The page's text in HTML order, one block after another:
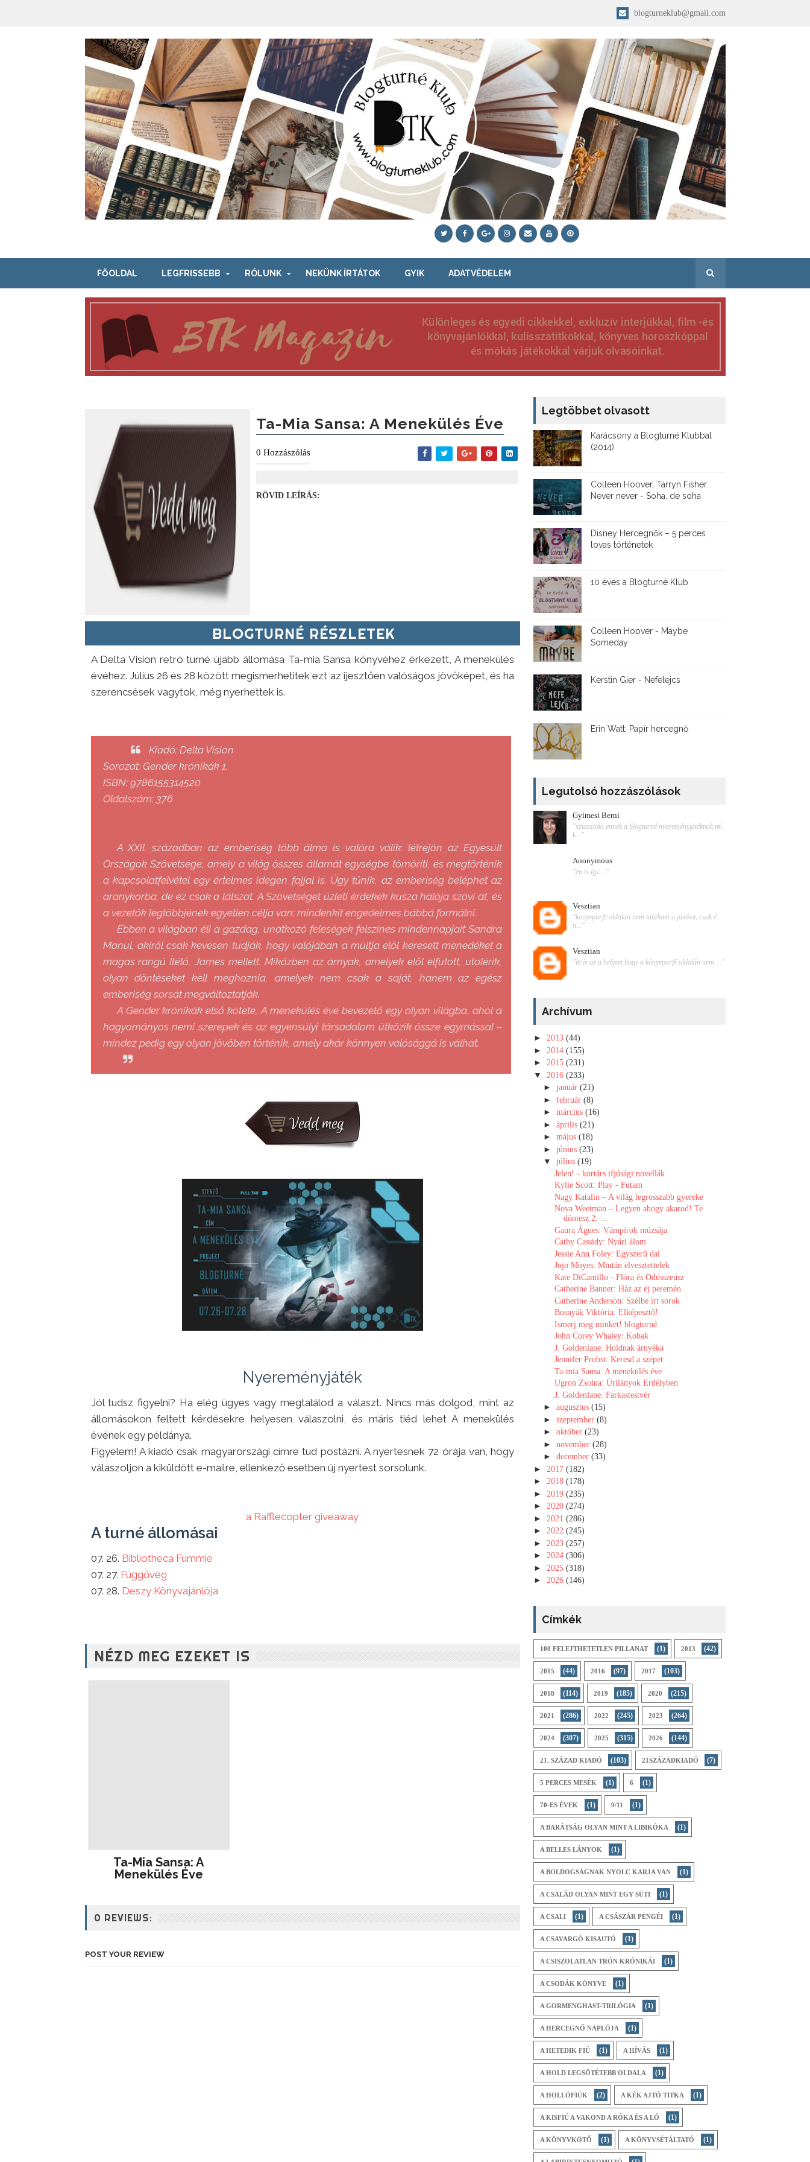
blogturneklub@gmail.com
FŐOLDAL LEGFRISSEBB RÓLUNK NEKÜNK ÍRTÁTOK GYIK ADATVÉDELEM
Ta-Mia Sansa: A Menekülés Éve
0 Hozzászólás
RÖVID LEÍRÁS:
BLOGTURNÉ RÉSZLETEK
A Delta Vision retró turné újabb állomása Ta-mia Sansa könyvéhez érkezett, A menekülés
évéhez. Július 26 és 28 között megismerhetitek ezt az ijesztően valóságos jövőképet, és ha
szerencsések vagytok, még nyerhettek is.
Kiadó: Delta Vision
Sorozat: Gender krónikák 1.
ISBN: 9786155314520
Oldalszám: 376
A ​​XXII. században az emberiség több álma is valóra válik: létrejön az Egyesült
Országok Szövetsége, amely a világ összes államát egységbe tömöríti, és megtörténik
a kapcsolatfelvétel egy értelmes idegen fajjal is. Úgy tűnik, az emberiség beléphet az
aranykorba, de ez csak a látszat. A Szövetséget üzleti érdekek kusza hálója szövi át, és
a vezetők legtöbbjének egyetlen célja van: mindenkit engedelmes bábbá formálni.
Ebben a világban éli a gazdag, unatkozó feleségek felszínes mindennapjait Sandra
Manul, akiről csak kevesen tudják, hogy valójában a múltja elől keresett menedéket a
magas rangú Ítélő, James mellett. Miközben az árnyak, amelyek elől elfutott, utolérik,
olyan döntéseket kell meghoznia, amelyek nem csak a saját, hanem az egész
emberiség sorsát megváltoztatják.
A Gender krónikák első kötete,A menekülés éve bevezető egy olyan világba, ahol a
hagyományos nemi szerepek és az egyensúlyi társadalom ütközik össze egymással –
mindez pedig egy olyan jövőben történik, amely akár könnyen valósággá is válhat.
Nyereményjáték
Jól tudsz figyelni? Ha elég ügyes vagy megtalálod a választ. Nincs más dolgod, mint az
állomásokon feltett kérdésekre helyesen válaszolni, és máris tiéd lehet A menekülés
évének egy példánya.
Figyelem! A kiadó csak magyarországi címre tud postázni. A nyertesnek 72 órája van, hogy
válaszoljon a kiküldött e-mailre, ellenkező esetben új nyertest sorsolunk.
a Rafflecopter giveaway
A turné állomásai
07. 26. Bibliotheca Fummie
07. 27. Függővég
07. 28. Deszy Könyvajánlója
NÉZD MEG EZEKET IS
Ta-Mia Sansa: A
Menekülés Éve
0 REVIEWS:
POST YOUR REVIEW
Legtöbbet olvasott
Karácsony a Blogturné Klubbal
(2014)
Colleen Hoover, Tarryn Fisher:
Never never - Soha, de soha
Disney ​Hercegnők – 5 perces
lovas történetek
10 éves a Blogturné Klub
Colleen Hoover - Maybe
Someday
Kerstin Gier - Nefelejcs
Erin Watt: Papír hercegnő
Legutolsó hozzászólások
Gyimesi Berni
"sziasztok! ennek a blogturné nyereményjátéknak mi
k..."
Anonymous
"én is így... "
Vesztian
"könyvparfé oldalán nem találtam a játékot, csak é
n..."
Vesztian
"itt is az a helyzet hogy a könyvparfé oldalán nem ..."
Archívum
► 2013 (44)
► 2014 (155)
► 2015 (231)
▼ 2016 (233)
►január(21)
►február(8)
►március(16)
►április(21)
►május(18)
►június(23)
▼ július(19)
Jelen! - kortárs ifjúsági novellák
Kylie Scott: Play - Futam
Nagy Katalin – A világ legrosszabb gyereke
Nova Weetman – Legyen ahogy akarod! Te
döntesz 2. ...
Gaura Ágnes: Vámpírok múzsája
Cathy Cassidy: Nyári álom
Jessie Ann Foley: Egyszerű dal
Jojo Moyes: Miután elvesztettelek
Kate DiCamillo - Flóra és Odüsszeusz
Catherine Banner: Ház az éj peremén
Catherine Anderson: Szélbe írt sorok
Bosnyák Viktória: Elképesztő!
Ismerj meg minket! blogturné
John Corey Whaley: Kobak
J. Goldenlane: Holdnak árnyéka
Jennifer Probst: Keresd a szépet
Ta-mia Sansa: A menekülés éve
Ugron Zsolna: Úrilányok Erdélyben
J. Goldenlane: Farkastestvér
►augusztus(15)
►szeptember(8)
►október(23)
►november(28)
►december(33)
► 2017 (182)
► 2018 (178)
► 2019 (235)
► 2020 (274)
► 2021 (286)
► 2022 (245)
► 2023 (257)
► 2024 (306)
► 2025 (318)
► 2026 (146)
Címkék
100 FELEJTHETETLEN PILLANAT (1) 2013 (42)
2015 (44) 2016 (97) 2017 (103)
2018 (114) 2019 (185) 2020 (215)
2021 (286) 2022 (245) 2023 (264)
2024 (307) 2025 (315) 2026 (144)
21. SZÁZAD KIADÓ (103) 21SZÁZADKIADÓ (7)
5 PERCES MESÉK (1) 6 (1)
70-ES ÉVEK (1) 9/11 (1)
A BARÁTSÁG OLYAN MINT A LIBIKÓKA (1)
A BELLES LÁNYOK (1)
A BOLDOGSÁGNAK NYOLC KARJA VAN (1)
A CSALÁD OLYAN MINT EGY SÜTI (1)
A CSALI (1) A CSÁSZÁR PENGÉI (1)
A CSAVARGÓ KISAUTÓ (1)
A CSISZOLATLAN TRÓN KRÓNIKÁI (1)
A CSODÁK KÖNYVE (1)
A GORMENGHAST-TRILÓGIA (1)
A HERCEGNŐ NAPLÓJA (1)
A HETEDIK FIÚ (1) A HÍVÁS (1)
A HOLD LEGSÖTÉTEBB OLDALA (1)
A HOLLÓFIÚK (2) A KÉK AJTÓ TITKA (1)
A KISFIÚ A VAKOND A RÓKA ÉS A LÓ (1)
A KÖNYVKÖTŐ (1) A KÖNYVSÉTÁLTATÓ (1)